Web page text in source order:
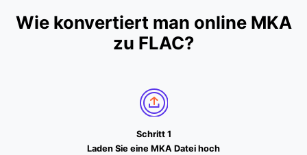
Wie konvertiert man online MKA
zu FLAC?
Schritt 1
Laden Sie eine MKA Datei hoch